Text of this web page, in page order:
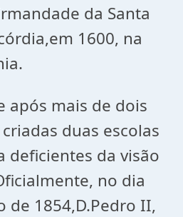
da Santa
1600, na
mais de dois
duas escolas
deficientes da visão
no dia
de 1854,D.Pedro II,